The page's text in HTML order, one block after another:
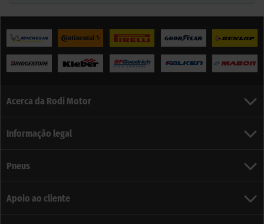
Acerca da Rodi Motor
Informação legal
Pneus
Apoio ao cliente